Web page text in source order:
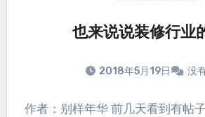
也来说说装修行业
2018年5月19日 没
作者：别样年华 前几天看到有帖